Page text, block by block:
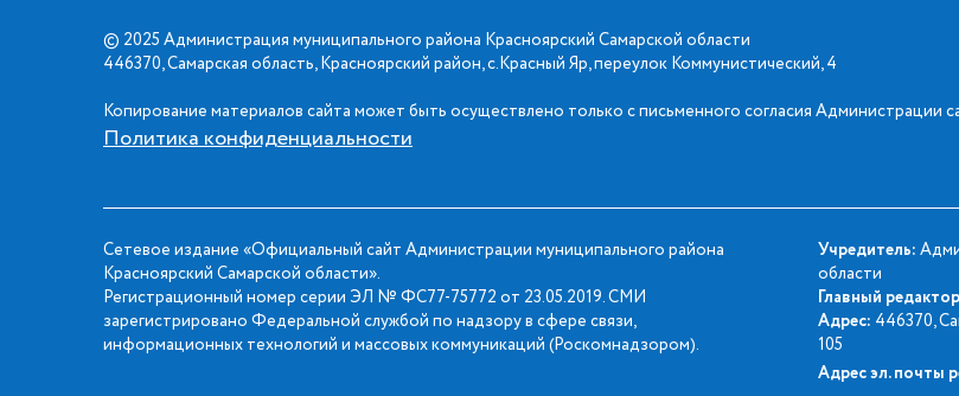
© 2025 Администрация муниципального района Красноярский Самарской области
446370, Самарская область, Красноярский район, с.Красный Яр, переулок Коммунистический, 4
Копирование материалов сайта может быть осуществлено только с письменного согласия Администрации
Политика конфиденциальности
Сетевое издание «Официальный сайт Администрации муниципального района
Красноярский Самарской области».
Регистрационный номер серии ЭЛ № ФС77-75772 от 23.05.2019. СМИ
зарегистрировано Федеральной службой по надзору в сфере связи,
информационных технологий и массовых коммуникаций (Роскомнадзором).
Учредитель:
области
Главный
Адрес: 446370,
105
Адрес эл. почты